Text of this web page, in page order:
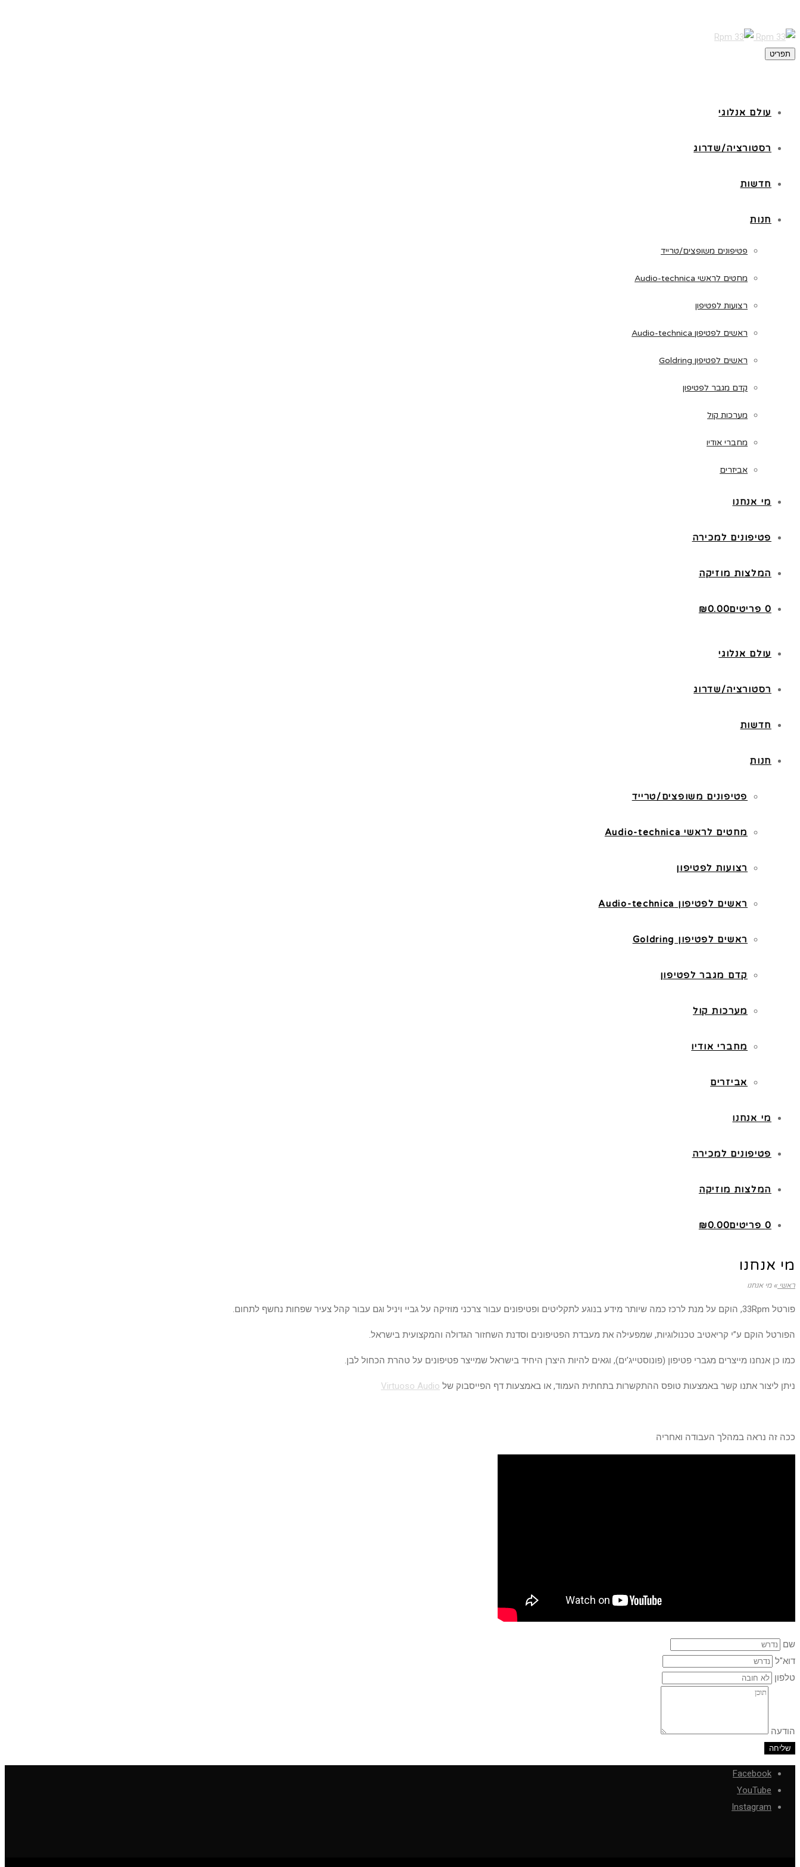
תפריט
עולם אנלוגי
רסטורציה/שדרוג
חדשות
חנות
פטיפונים משופצים/טרייד
מחטים לראשי Audio-technica
רצועות לפטיפון
ראשים לפטיפון Audio-technica
ראשים לפטיפון Goldring
קדם מגבר לפטיפון
מערכות קול
מחברי אודיו
אביזרים
מי אנחנו
פטיפונים למכירה
המלצות מוזיקה
0 פריטים ₪0.00
עולם אנלוגי
רסטורציה/שדרוג
חדשות
חנות
פטיפונים משופצים/טרייד
מחטים לראשי Audio-technica
רצועות לפטיפון
ראשים לפטיפון Audio-technica
ראשים לפטיפון Goldring
קדם מגבר לפטיפון
מערכות קול
מחברי אודיו
אביזרים
מי אנחנו
פטיפונים למכירה
המלצות מוזיקה
0 פריטים ₪0.00
מי אנחנו
ראשי » מי אנחנו
פורטל 33Rpm, הוקם על מנת לרכז כמה שיותר מידע בנוגע לתקליטים ופטיפונים עבור צרכני מוזיקה על גביי ויניל וגם עבור קהל צעיר שפחות נחשף לתחום.
הפורטל הוקם ע”י קריאטיב טכנולוגיות, שמפעילה את מעבדת הפטיפונים וסדנת השחזור הגדולה והמקצועית בישראל.
כמו כן אנחנו מייצרים מגברי פטיפון (פונוסטייג’ים), וגאים להיות היצרן היחיד בישראל שמייצר פטיפונים על טהרת הכחול לבן.
ניתן ליצור אתנו קשר באמצעות טופס ההתקשרות בתחתית העמוד, או באמצעות דף הפייסבוק של Virtuoso Audio
ככה זה נראה במהלך העבודה ואחריה
שם
דוא"ל
טלפון
הודעה
שליחה
Facebook
YouTube
Instagram